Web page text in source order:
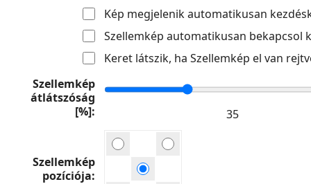
Kép megjelenik automatikusan
Szellemkép automatikusan bekapcsol
Keret látszik, ha Szellemkép el van
Szellemkép
átlátszóság
[%]
Szellemkép
pozíciója